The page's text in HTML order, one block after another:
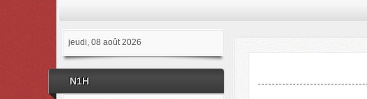
jeudi, 08 août 2026
N1H